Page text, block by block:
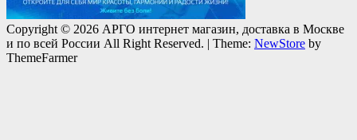
Copyright © 2026 АРГО интернет магазин, доставка в Москве
и по всей России All Right Reserved. | Theme: NewStore by
ThemeFarmer